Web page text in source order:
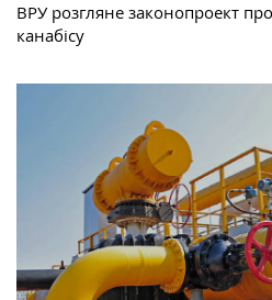
ВРУ розгляне законопроект
канабісу